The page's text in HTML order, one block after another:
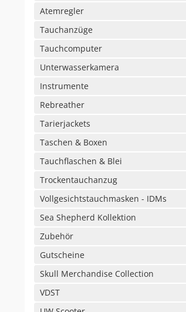
Atemregler
Tauchanzüge
Tauchcomputer
Unterwasserkamera
Instrumente
Rebreather
Tarierjackets
Taschen & Boxen
Tauchflaschen & Blei
Trockentauchanzug
Vollgesichtstauchmasken - IDMs
Sea Shepherd Kollektion
Zubehör
Gutscheine
Skull Merchandise Collection
VDST